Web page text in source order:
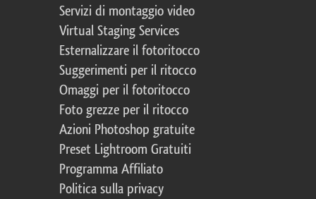
Servizi di montaggio video
Virtual Staging Services
Esternalizzare il fotoritocco
Suggerimenti per il ritocco
Omaggi per il fotoritocco
Foto grezze per il ritocco
Azioni Photoshop gratuite
Preset Lightroom Gratuiti
Programma Affiliato
Politica sulla privacy